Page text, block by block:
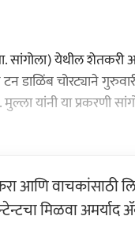
सांगोला) येथील शेतकरी
डाळिंब चोरट्याने
यांनी या प्रकरणी
आणि वाचकांसाठी
मिळवा अमर्याद